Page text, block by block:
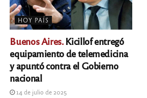
HOY PAÍS
Buenos Aires.Kicillof entregó
equipamiento de telemedicina
y apuntó contra el Gobierno
nacional
14 de julio de 2025